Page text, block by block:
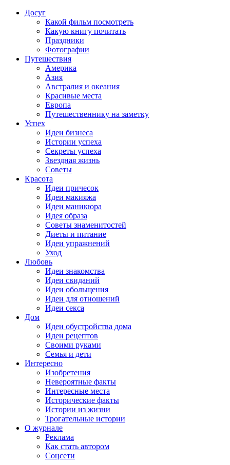
Досуг
Какой фильм посмотреть
Какую книгу почитать
Праздники
Фотографии
Путешествия
Америка
Азия
Австралия и океания
Красивые места
Европа
Путешественнику на заметку
Успех
Идеи бизнеса
Истории успеха
Секреты успеха
Звездная жизнь
Советы
Красота
Идеи причесок
Идеи макияжа
Идеи маникюра
Идея образа
Советы знаменитостей
Диеты и питание
Идеи упражнений
Уход
Любовь
Идеи знакомства
Идеи свиданий
Идеи обольщения
Идеи для отношений
Идеи секса
Дом
Идеи обустройства дома
Идеи рецептов
Своими руками
Семья и дети
Интересно
Изобретения
Невероятные факты
Интересные места
Исторические факты
Истории из жизни
Трогательные истории
О журнале
Реклама
Как стать автором
Соцсети